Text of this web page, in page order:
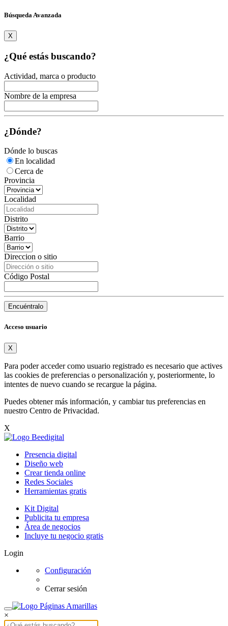
Búsqueda Avanzada
X
¿Qué estás buscando?
Actividad, marca o producto
Nombre de la empresa
¿Dónde?
Dónde lo buscas
En localidad
Cerca de
Provincia
Localidad
Distrito
Barrio
Direccion o sitio
Código Postal
Encuéntralo
Acceso usuario
X
Para poder acceder como usuario registrado es necesario que actives
las cookies de preferencias o personalización y, posteriormente, lo
intentes de nuevo cuando se recargue la página.
Puedes obtener más información, y cambiar tus preferencias en
nuestro Centro de Privacidad.
X
Presencia digital
Diseño web
Crear tienda online
Redes Sociales
Herramientas gratis
Kit Digital
Publicita tu empresa
Área de negocios
Incluye tu negocio gratis
Login
Configuración
Cerrar sesión
×